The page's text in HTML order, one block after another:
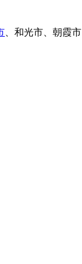
和光市 朝霞市